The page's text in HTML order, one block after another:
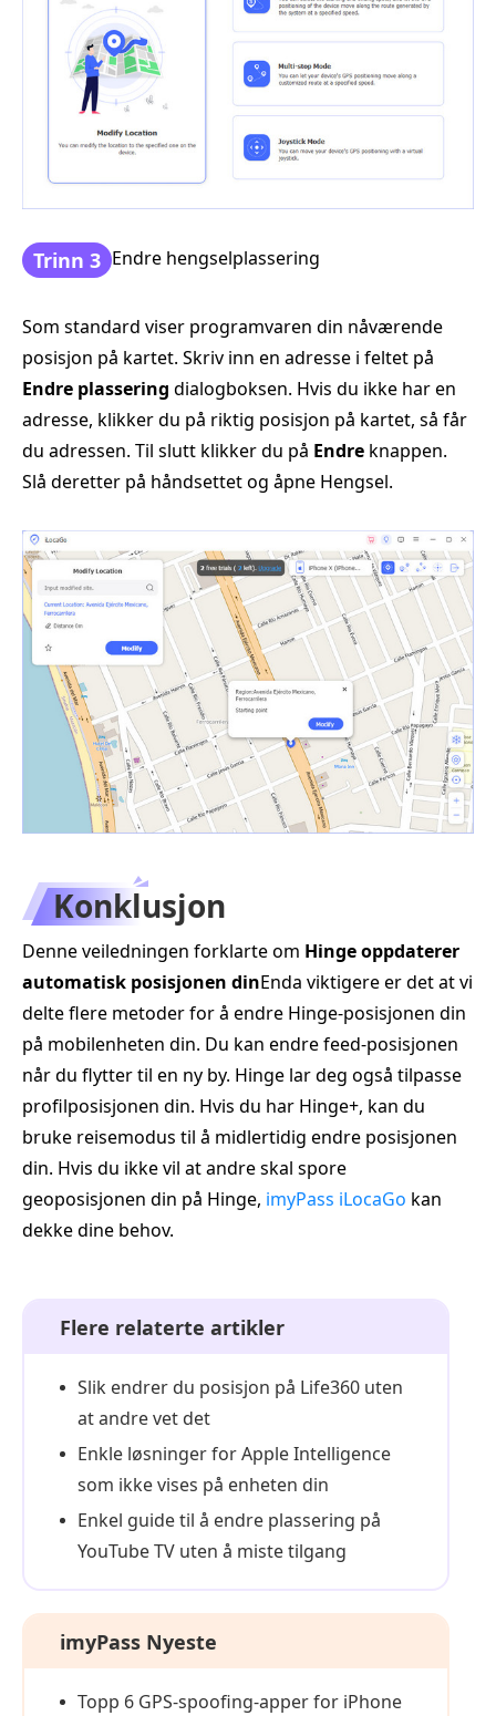
Trinn 3 Endre hengselplassering
Som standard viser programvaren din nåværende
posisjon på kartet. Skriv inn en adresse i feltet på
Endre plassering dialogboksen. Hvis du ikke har en
adresse, klikker du på riktig posisjon på kartet, så får
du adressen. Til slutt klikker du på Endre knappen.
Slå deretter på håndsettet og åpne Hengsel.
Konklusjon
Denne veiledningen forklarte om Hinge oppdaterer
automatisk posisjonen dinEnda viktigere er det at vi
delte flere metoder for å endre Hinge-posisjonen din
på mobilenheten din. Du kan endre feed-posisjonen
når du flytter til en ny by. Hinge lar deg også tilpasse
profilposisjonen din. Hvis du har Hinge+, kan du
bruke reisemodus til å midlertidig endre posisjonen
din. Hvis du ikke vil at andre skal spore
geoposisjonen din på Hinge, imyPass iLocaGo kan
dekke dine behov.
Flere relaterte artikler
Slik endrer du posisjon på Life360 uten
at andre vet det
Enkle løsninger for Apple Intelligence
som ikke vises på enheten din
Enkel guide til å endre plassering på
YouTube TV uten å miste tilgang
imyPass Nyeste
Topp 6 GPS-spoofing‑apper for iPhone